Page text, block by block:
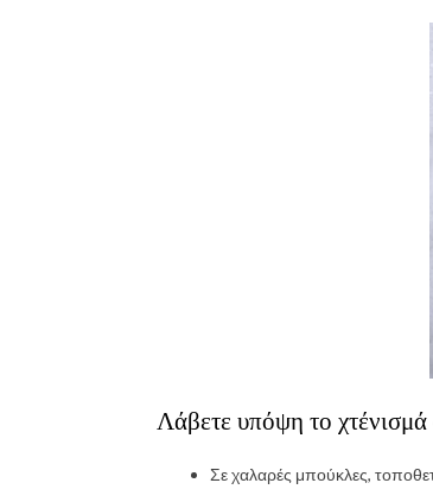
Λάβετε υπόψη το
Σε χαλαρές μπούκλες,